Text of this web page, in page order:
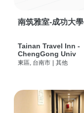
南筑雅室-成功大學
Tainan Travel Inn -
ChengGong Univ
東區, 台南市 | 其他